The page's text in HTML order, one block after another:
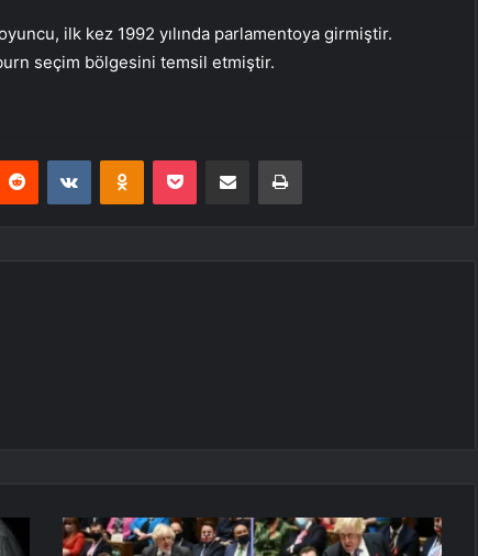
ilk kez 1992 yılında parlamentoya girmiştir.
seçim bölgesini temsil etmiştir.
Reddit VKontakteOdnoklassniki
Pocket E-Posta ile paylaş Yazdır